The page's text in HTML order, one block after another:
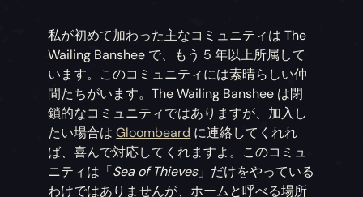
私が初めて加わった主なコミュニティは The
Wailing Banshee で、もう 5 年以上所属して
います。このコミュニティには素晴らしい仲
間たちがいます。The Wailing Banshee は閉
鎖的なコミュニティではありますが、加入し
たい場合はGloombeard に連絡してくれれ
ば、喜んで対応してくれますよ。このコミュ
ニティは「Sea of Thieves」だけをやっている
わけではありませんが、ホームと呼べる場所